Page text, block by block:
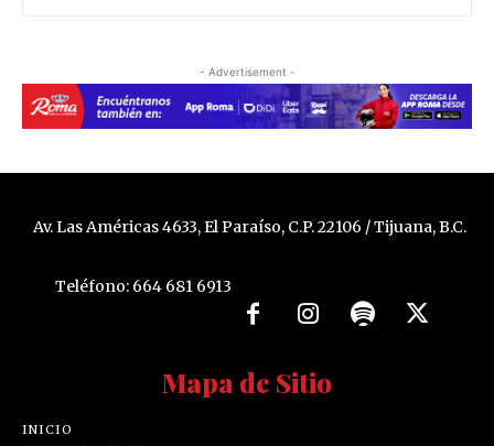
- Advertisement -
Av. Las Américas 4633, El Paraíso, C.P. 22106 / Tijuana, B.C.
Teléfono: 664 681 6913
Mapa de Sitio
INICIO